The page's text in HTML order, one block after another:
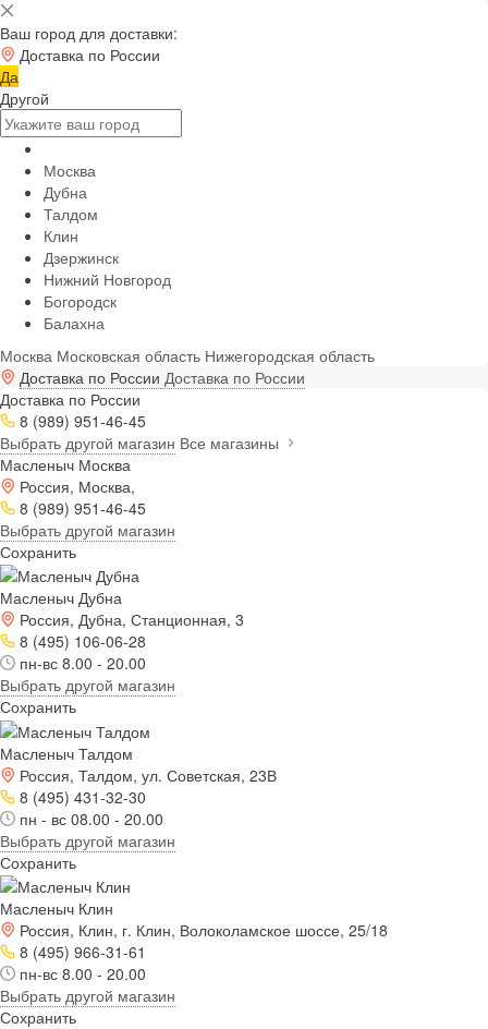
Ваш город для доставки:
Доставка по России
Да
Другой
Москва
Дубна
Талдом
Клин
Дзержинск
Нижний Новгород
Богородск
Балахна
Москва Московская область Нижегородская область
Доставка по России Доставка по России
Доставка по России
8 (989) 951-46-45
Выбрать другой магазин Все магазины
Масленыч Москва
Россия, Москва,
8 (989) 951-46-45
Выбрать другой магазин
Сохранить
Масленыч Дубна
Россия, Дубна, Станционная, 3
8 (495) 106-06-28
пн-вс 8.00 - 20.00
Выбрать другой магазин
Сохранить
Масленыч Талдом
Россия, Талдом, ул. Советская, 23В
8 (495) 431-32-30
пн - вс 08.00 - 20.00
Выбрать другой магазин
Сохранить
Масленыч Клин
Россия, Клин, г. Клин, Волоколамское шоссе, 25/18
8 (495) 966-31-61
пн-вс 8.00 - 20.00
Выбрать другой магазин
Сохранить